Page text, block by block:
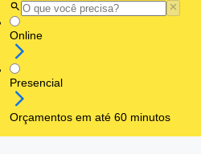
Online
Presencial
Orçamentos em até 60 minutos